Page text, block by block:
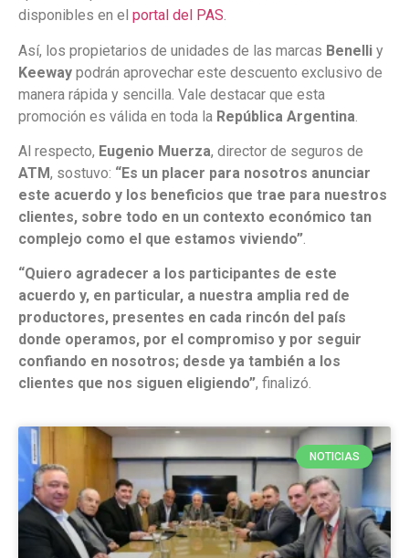
disponibles en el portal del PAS.
Así, los propietarios de unidades de las marcas Benelli y
Keeway podrán aprovechar este descuento exclusivo de
manera rápida y sencilla. Vale destacar que esta
promoción es válida en toda la República Argentina
Al respecto, Eugenio Muerza, director de seguros de
ATM, sostuvo: “Es un placer para nosotros anunciar
este acuerdo y los beneficios que trae para nuestros
clientes, sobre todo en un contexto económico tan
complejo como el que estamos viviendo”.
“Quiero agradecer a los participantes de este
acuerdo y, en particular, a nuestra amplia red de
productores, presentes en cada rincón del país
donde operamos, por el compromiso y por seguir
confiando en nosotros; desde ya también a los
clientes que nos siguen eligiendo”, finalizó.
NOTICIAS